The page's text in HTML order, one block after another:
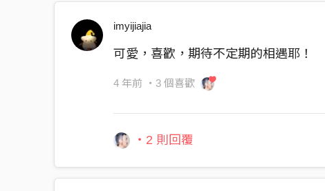
imyijiajia
可愛，喜歡，期待不定期的相遇耶！
4 年前 ・3 個喜歡
・2 則回覆